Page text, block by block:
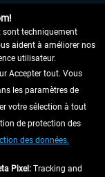
sont techniquement
aident à améliorer nos
utilisateur.
Accepter tout. Vous
les paramètres de
votre sélection à tout
de protection des
des données.
Pixel: Tracking and